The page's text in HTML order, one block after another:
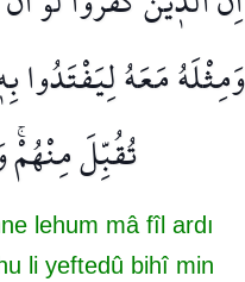
وَمِثْلَهُ مَعَهُ لِيَفْتَدُوا
تُقُبِّلَ
lehum mâ fîl ardı
li yeftedû bihî min